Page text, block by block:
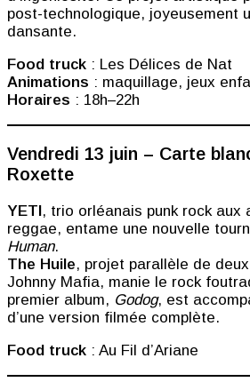
post-technologique, joyeusement
dansante.
Food truck : Les Délices de Nat
Animations : maquillage, jeux
Horaires : 18h–22h
Vendredi 13 juin – Carte
Roxette
YETI, trio orléanais punk rock aux
reggae, entame une nouvelle
Human.
The Huile, projet parallèle de
Johnny Mafia, manie le rock
premier album, Godog, est
d’une version filmée complète.
Food truck : Au Fil d’Ariane